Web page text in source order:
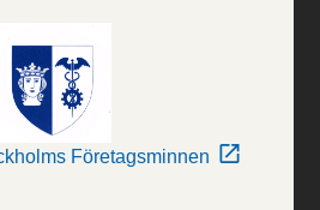
Företagsminnen